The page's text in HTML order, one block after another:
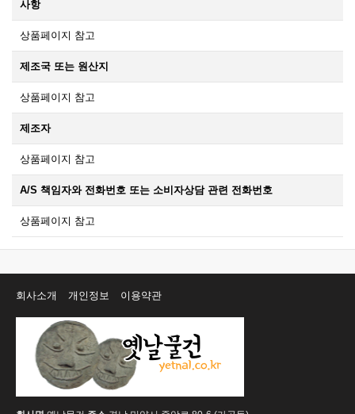
사항
상품페이지 참고
제조국 또는 원산지
상품페이지 참고
제조자
상품페이지 참고
A/S 책임자와 전화번호 또는 소비자상담 관련 전화번호
상품페이지 참고
회사소개 개인정보 이용약관